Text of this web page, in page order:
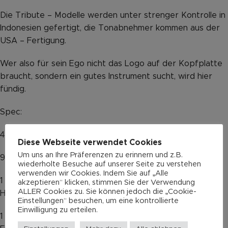
Die Tribute – Modelle werden unter strenger Kontrolle in
Indonesien gefertigt, die Tonabnehmer kommen aus der
USA – Fertigung.
Wer also für sein Ego nicht das Logo auf der Kopfplatte
braucht, sondern ein gutes Instrument sucht, wird hier
fündig.
Spec:
41,3 mm Sattelbreite
9″ Radius
1 Paul Gagon designed G&L AS4255C Alnico Neck
Humbucker mit Chromkappe
1 Leo Fender designed G&L MFD Single Coil made in
Diese Webseite verwendet Cookies
Um uns an Ihre Präferenzen zu erinnern und z.B.
wiederholte Besuche auf unserer Seite zu verstehen
verwenden wir Cookies. Indem Sie auf „Alle
akzeptieren“ klicken, stimmen Sie der Verwendung
ALLER Cookies zu. Sie können jedoch die „Cookie-
Einstellungen“ besuchen, um eine kontrollierte
Einwilligung zu erteilen.